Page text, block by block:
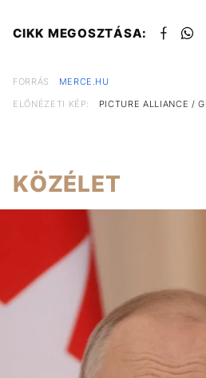
CIKK MEGOSZTÁSA:
FORRÁS
MERCE.HU
ELŐNÉZETI KÉP:
PICTURE ALLIANCE /
KÖZÉLET